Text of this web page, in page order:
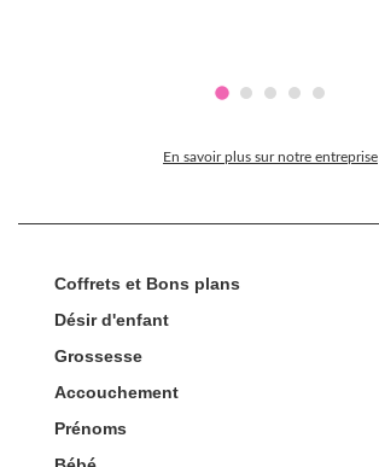
En savoir plus sur notre entreprise
Coffrets et Bons plans
Désir d'enfant
Grossesse
Accouchement
Prénoms